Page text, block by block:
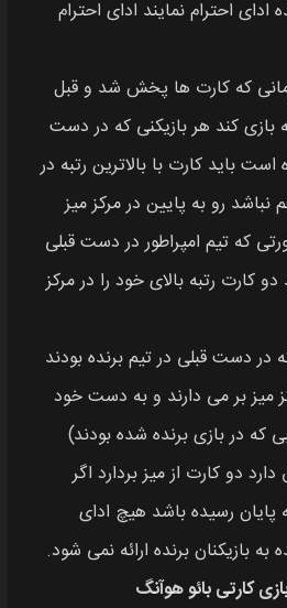
ادای احترام نمایند ادای احترام
که کارت ها پخش شد و قبل
بازی کند هر بازیکنی که در دست
است باید کارت با بالاترین رتبه در
رو به پایین در مرکز میز
که تیم امپراطور در دست قبلی
کارت رتبه بالای خود را در مرکز
در دست قبلی در تیم برنده بودند
میز بر می‌ دارند و به دست خود
که در بازی برنده شده بودند)
دو کارت از میز بردارد اگر
با امتیاز 0 به پایان رسیده باشد هیچ ادای
به بازیکنان برنده ارائه نمی شود.
کارتی بائو هوآنگ